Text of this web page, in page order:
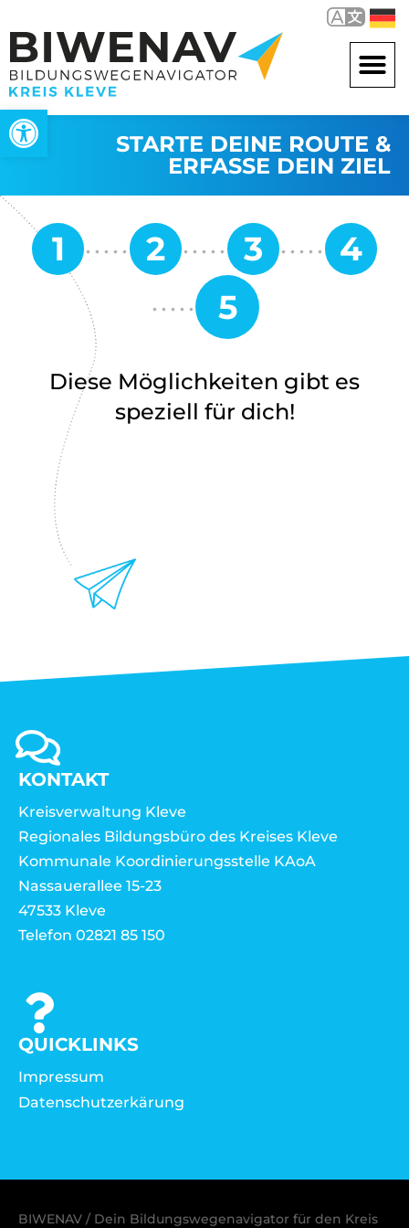
Werkzeugleiste öffnen
STARTE DEINE ROUTE &
ERFASSE DEIN ZIEL
Diese Möglichkeiten gibt es
speziell für dich!
KONTAKT
Kreisverwaltung Kleve
Regionales Bildungsbüro des Kreises Kleve
Kommunale Koordinierungsstelle KAoA
Nassauerallee 15-23
47533 Kleve
Telefon 02821 85 150
QUICKLINKS
Impressum
Datenschutzerkärung
BIWENAV / Dein Bildungswegenavigator für den Kreis